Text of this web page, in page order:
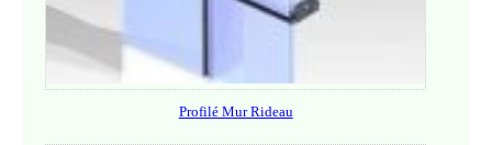
Profilé Mur Rideau